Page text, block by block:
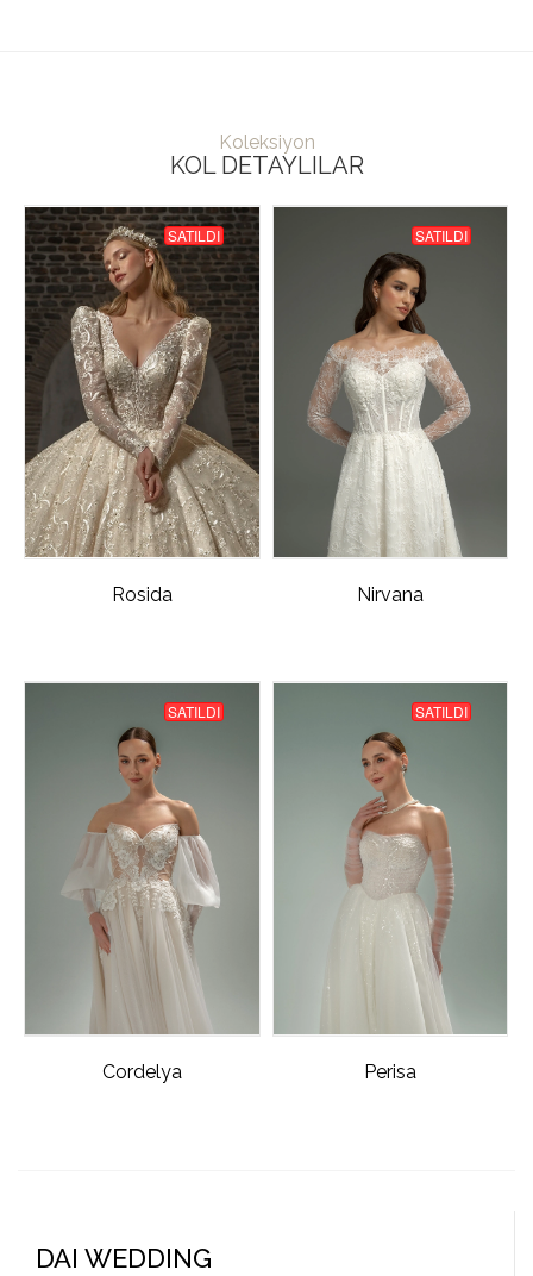
Koleksiyon
KOL DETAYLILAR
SATILDI
Rosida
SATILDI
Nirvana
SATILDI
Cordelya
SATILDI
Perisa
DAI WEDDING